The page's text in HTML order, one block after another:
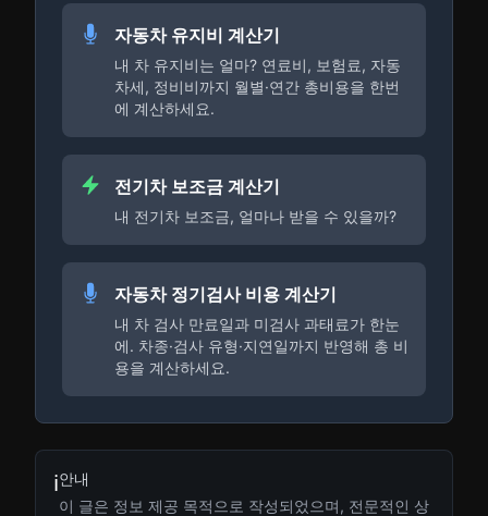
자동차 유지비 계산기
내 차 유지비는 얼마? 연료비, 보험료, 자동
차세, 정비비까지 월별·연간 총비용을 한번
에 계산하세요.
전기차 보조금 계산기
내 전기차 보조금, 얼마나 받을 수 있을까?
자동차 정기검사 비용 계산기
내 차 검사 만료일과 미검사 과태료가 한눈
에. 차종·검사 유형·지연일까지 반영해 총 비
용을 계산하세요.
ℹ️안내
이 글은 정보 제공 목적으로 작성되었으며, 전문적인 상